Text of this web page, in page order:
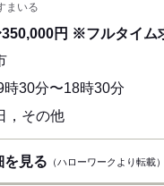
まいる
時30分〜18時30分
，その他
を見る （ハローワークより転載）